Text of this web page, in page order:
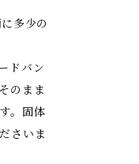
多少の
ドバン
のまま
。固体
さいま